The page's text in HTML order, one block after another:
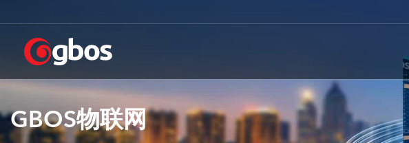
转
要
容GBOS物联网